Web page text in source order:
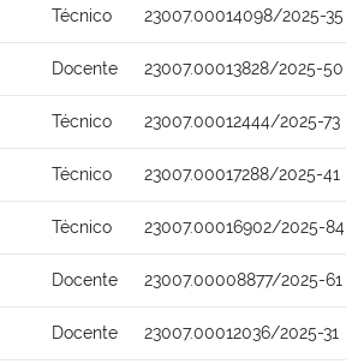
Técnico 23007.00014098/2025-35
Docente 23007.00013828/2025-50
Técnico 23007.00012444/2025-73
Técnico 23007.00017288/2025-41
Técnico 23007.00016902/2025-84
Docente 23007.00008877/2025-61
Docente 23007.00012036/2025-31